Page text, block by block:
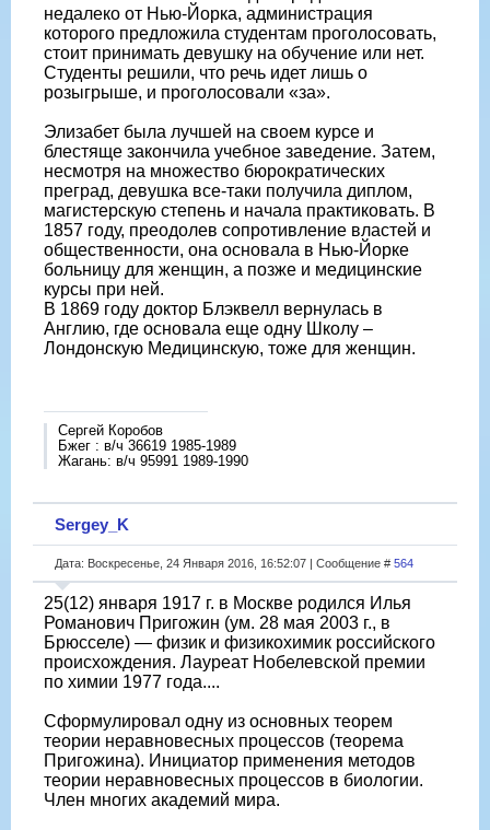
недалеко от Нью-Йорка, администрация
которого предложила студентам проголосовать,
стоит принимать девушку на обучение или нет.
Студенты решили, что речь идет лишь о
розыгрыше, и проголосовали «за».
Элизабет была лучшей на своем курсе и
блестяще закончила учебное заведение. Затем,
несмотря на множество бюрократических
преград, девушка все-таки получила диплом,
магистерскую степень и начала практиковать. В
1857 году, преодолев сопротивление властей и
общественности, она основала в Нью-Йорке
больницу для женщин, а позже и медицинские
курсы при ней.
В 1869 году доктор Блэквелл вернулась в
Англию, где основала еще одну Школу –
Лондонскую Медицинскую, тоже для женщин.
Сергей Коробов
Бжег : в/ч 36619 1985-1989
Жагань: в/ч 95991 1989-1990
Sergey_K
Дата: Воскресенье, 24 Января 2016, 16:52:07 | Сообщение # 564
25(12) января 1917 г. в Москве родился Илья
Романович Пригожин (ум. 28 мая 2003 г., в
Брюсселе) — физик и физикохимик российского
происхождения. Лауреат Нобелевской премии
по химии 1977 года....
Сформулировал одну из основных теорем
теории неравновесных процессов (теорема
Пригожина). Инициатор применения методов
теории неравновесных процессов в биологии.
Член многих академий мира.